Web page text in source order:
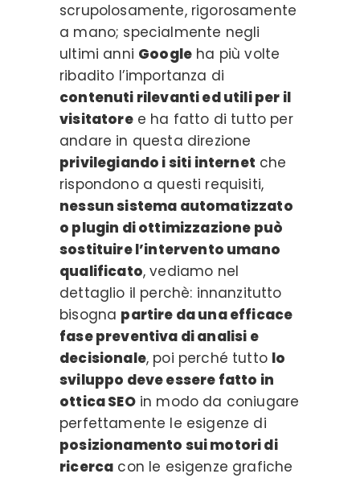
scrupolosamente, rigorosamente
a mano; specialmente negli
ultimi anni Google ha più volte
ribadito l’importanza di
contenuti rilevanti ed utili per il
visitatoree ha fatto di tutto per
andare in questa direzione
privilegiando i siti internet che
rispondono a questi requisiti,
nessun sistema automatizzato
o plugin di ottimizzazione può
sostituire l’intervento umano
qualificato, vediamo nel
dettaglio il perchè: innanzitutto
bisogna partire da una efficace
fase preventiva di analisi e
decisionale, poi perché tutto lo
sviluppo deve essere fatto in
ottica SEOin modo da coniugare
perfettamente le esigenze di
posizionamento sui motori di
ricerca con le esigenze grafiche